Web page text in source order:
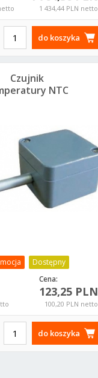
1 434,44 PLN netto
do koszyka
Dostępny
Cena:
123,25 PLN
100,20 PLN netto
Czujnik
NTC
do koszyka